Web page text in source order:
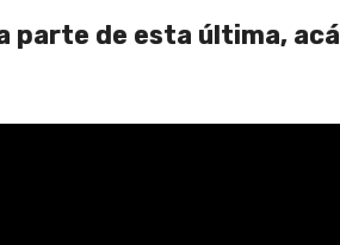
parte de esta última, acá